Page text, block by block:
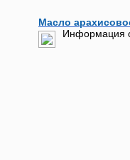
Масло
Информация